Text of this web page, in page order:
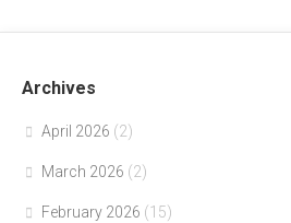
Archives
April 2026 (2)
March 2026 (2)
February 2026 (15)